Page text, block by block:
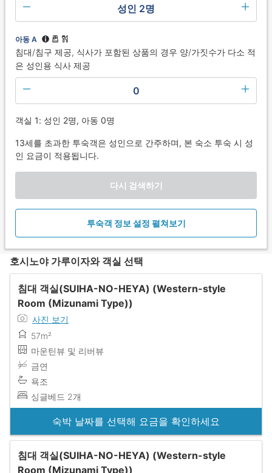
성인 2명
아동 A
침대/침구 제공, 식사가 포함된 상품의 경우 양/가짓수가 다소 적
은 성인용 식사 제공
0
객실 1: 성인 2명, 아동 0명
13세를 초과한 투숙객은 성인으로 간주하며, 본 숙소 투숙 시 성
인 요금이 적용됩니다.
다시 검색하기
투숙객 정보 설정 펼쳐보기
호시노야 가루이자와 객실 선택
침대 객실(SUIHA-NO-HEYA) (Western-style
Room (Mizunami Type))
사진 보기
57m²
마운틴뷰 및 리버뷰
금연
욕조
싱글베드 2개
숙박 날짜를 선택해 요금을 확인하세요
침대 객실(SUIHA-NO-HEYA) (Western-style
Room (Mizunami Type))